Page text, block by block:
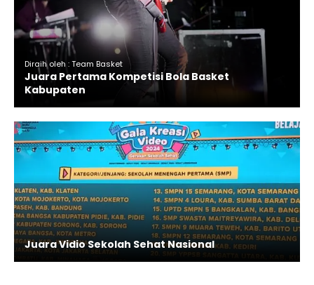
Diraih oleh : Team Basket
Juara Pertama Kompetisi Bola Basket
Kabupaten
Juara Vidio Sekolah Sehat Nasional